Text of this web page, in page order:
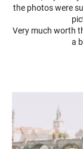
the photos were
Very much worth
a